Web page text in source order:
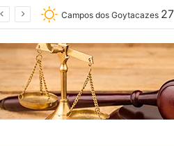
Campos dos Goytacazes 27